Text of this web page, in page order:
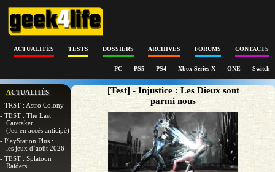
ACTUALITÉS TESTS DOSSIERS ARCHIVES FORUMS CONTACTS
PC PS5 PS4 Xbox Series X ONE Switch
ACTUALITÉS
- TRST : Astro Colony
- TEST : The Last
Caretaker
(Jeu en accès anticipé)
- PlayStation Plus :
les jeux d’août 2026
- TEST : Splatoon
Raiders
[Test] - Injustice : Les Dieux sont
parmi nous